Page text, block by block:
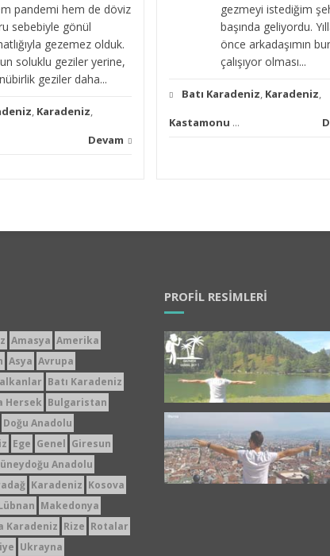
pandemi hem de döviz
sebebiyle gönül
gezemez olduk.
soluklu geziler yerine,
geziler daha...
, Karadeniz,
Devam
gezmeyi istediğim
başında geliyordu.
önce arkadaşımın
çalışıyor olması...
Batı Karadeniz, Karadeniz,
Kastamonu ...
Amasya Amerika
Asya Avrupa
Batı Karadeniz
Hersek Bulgaristan
Doğu Anadolu
Ege Genel Giresun
Anadolu
Karadeniz Kosova
Makedonya
Karadeniz Rize Rotalar
Ukrayna
PROFIL RESIMLERI